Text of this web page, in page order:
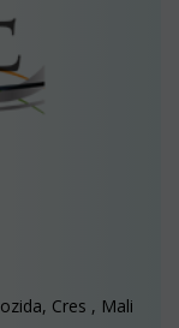
Cres , Mali